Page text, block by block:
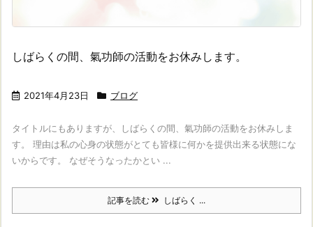
しばらくの間、氣功師の活動をお休みします。
2021年4月23日 ブログ
タイトルにもありますが、しばらくの間、氣功師の活動をお休みしま
す。 理由は私の心身の状態がとても皆様に何かを提供出来る状態にな
いからです。 なぜそうなったかとい ...
記事を読む しばらく ...